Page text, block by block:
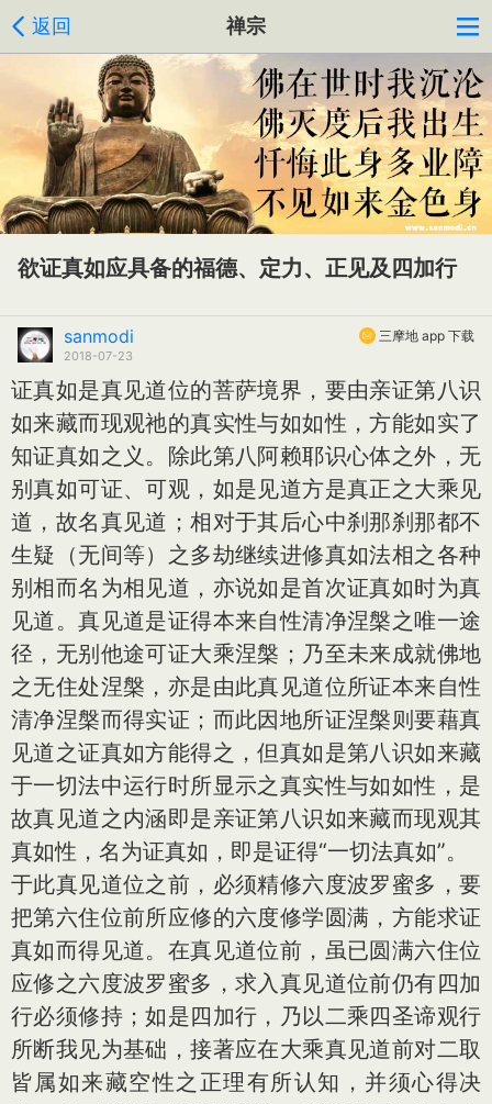
返回 禅宗
欲证真如应具备的福德、定力、正见及四加行
三摩地 app 下载
sanmodi
2018-07-23
证真如是真见道位的菩萨境界，要由亲证第八识
如来藏而现观祂的真实性与如如性，方能如实了
知证真如之义。除此第八阿赖耶识心体之外，无
别真如可证、可观，如是见道方是真正之大乘见
道，故名真见道；相对于其后心中刹那刹那都不
生疑（无间等）之多劫继续进修真如法相之各种
别相而名为相见道，亦说如是首次证真如时为真
见道。真见道是证得本来自性清净涅槃之唯一途
径，无别他途可证大乘涅槃；乃至未来成就佛地
之无住处涅槃，亦是由此真见道位所证本来自性
清净涅槃而得实证；而此因地所证涅槃则要藉真
见道之证真如方能得之，但真如是第八识如来藏
于一切法中运行时所显示之真实性与如如性，是
故真见道之内涵即是亲证第八识如来藏而现观其
真如性，名为证真如，即是证得“一切法真如”。
于此真见道位之前，必须精修六度波罗蜜多，要
把第六住位前所应修的六度修学圆满，方能求证
真如而得见道。在真见道位前，虽已圆满六住位
应修之六度波罗蜜多，求入真见道位前仍有四加
行必须修持；如是四加行，乃以二乘四圣谛观行
所断我见为基础，接著应在大乘真见道前对二取
皆属如来藏空性之正理有所认知，并须心得决